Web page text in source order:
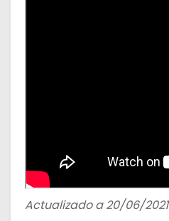
Actualizado a 20/06/2021